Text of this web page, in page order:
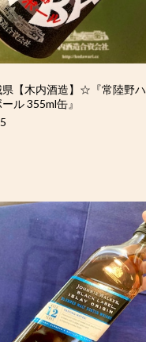
県【木内酒造】☆『常陸野ハ
ル 355ml缶』